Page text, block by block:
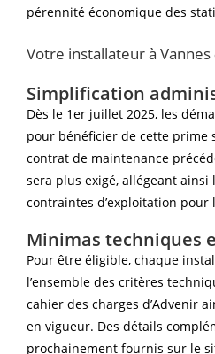
pérennité économique des
Votre installateur à Vannes
Simplification
Dès le 1er juillet 2025, les
pour bénéficier de cette prime
contrat de maintenance
sera plus exigé, allégeant ainsi
contraintes d’exploitation pour
Minimas techniques
Pour être éligible, chaque
l’ensemble des critères
cahier des charges d’Advenir
en vigueur. Des détails
prochainement fournis sur le